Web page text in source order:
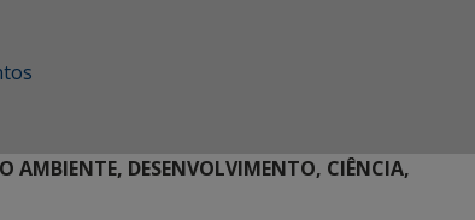
AMBIENTE, DESENVOLVIMENTO, CIÊNCIA,